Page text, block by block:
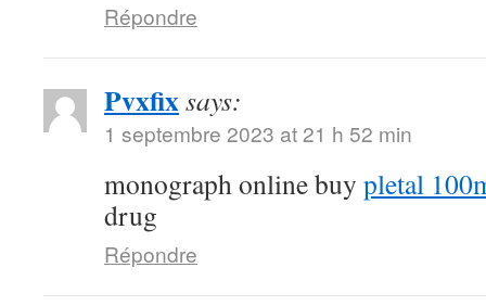
Répondre
Pvxfixsays:
1 septembre 2023 at 21 h 52 min
monograph online buy pletal
drug
Répondre